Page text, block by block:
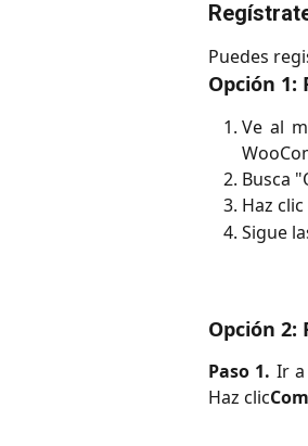
Puedes
Opción
Ve al
Busca
Haz clic
Sigue
Opción
Paso 1. Ir
Haz clic